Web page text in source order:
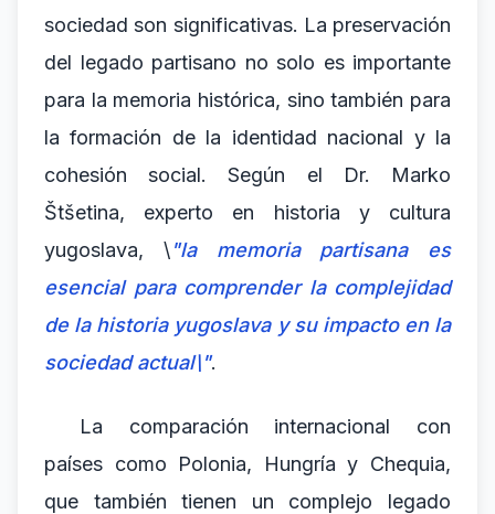
sociedad son significativas. La preservación
del legado partisano no solo es importante
para la memoria histórica, sino también para
la formación de la identidad nacional y la
cohesión social. Según el Dr. Marko
Štšetina, experto en historia y cultura
yugoslava, \"la memoria partisana es
esencial para comprender la complejidad
de la historia yugoslava y su impacto en la
sociedad actual\".
La comparación internacional con
países como Polonia, Hungría y Chequia,
que también tienen un complejo legado